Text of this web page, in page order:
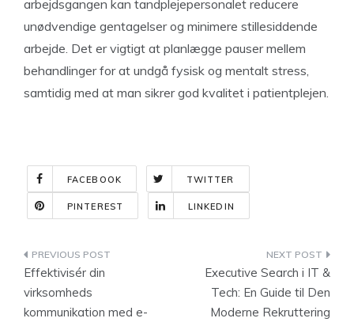
arbejdsgangen kan tandplejepersonalet reducere
unødvendige gentagelser og minimere stillesiddende
arbejde. Det er vigtigt at planlægge pauser mellem
behandlinger for at undgå fysisk og mentalt stress,
samtidig med at man sikrer god kvalitet i patientplejen.
FACEBOOK TWITTER
PINTEREST LINKEDIN
Indlægsnavigation
Effektivisér din
virksomheds
kommunikation med e-
Executive Search i IT &
Tech: En Guide til Den
Moderne Rekruttering